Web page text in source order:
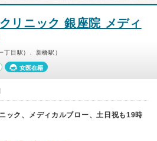
リニック 銀座院 メディ
丁目駅）、新橋駅）
女医在籍
ック、メディカルブロー、土日祝も19時